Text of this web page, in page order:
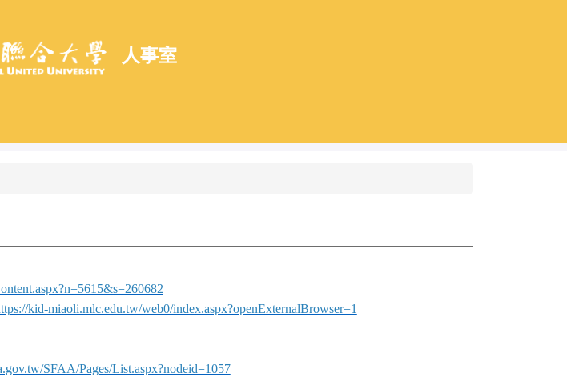
人事室
kid-miaoli.mlc.edu.tw/web0/index.aspx?openExternalBrowser=1
SFAA/Pages/List.aspx?nodeid=1057